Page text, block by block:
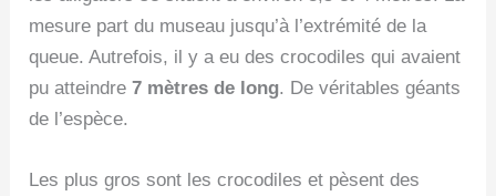
mesure part du museau jusqu’à l’extrémité de la
queue. Autrefois, il y a eu des crocodiles qui avaient
pu atteindre7 mètres de long. De véritables géants
de l’espèce.
Les plus gros sont les crocodiles et pèsent des